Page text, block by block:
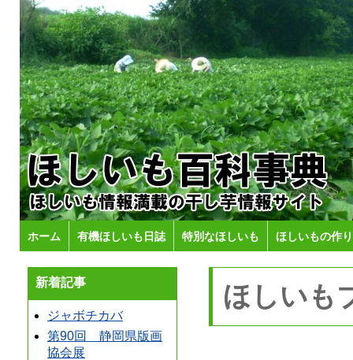
ホーム 有機ほしいも日誌 特別なほしいも ほしいもの作
新着記事
ジャボチカバ
第90回 静岡県版画
協会展
ほしいも